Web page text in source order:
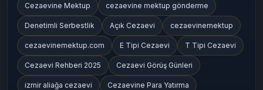
Cezaevine Mektup cezaevine mektup gönderme
Denetimli Serbestlik Açık Cezaevi cezaevinemektup
cezaevinemektup.com E Tipi Cezaevi T Tipi Cezaevi
Cezaevi Rehberi 2025 Cezaevi Görüş Günleri
izmir aliağa cezaevi Cezaevine Para Yatırma